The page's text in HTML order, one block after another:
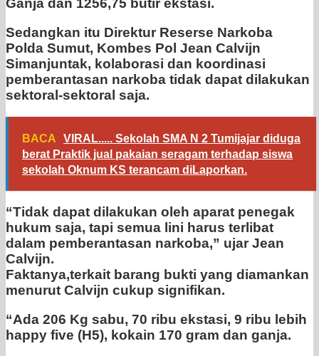
Ganja dan 1256,75 butir ekstasi.
Sedangkan itu Direktur Reserse Narkoba
Polda Sumut, Kombes Pol Jean Calvijn
Simanjuntak, kolaborasi dan koordinasi
pemberantasan narkoba tidak dapat dilakukan
sektoral-sektoral saja.
BACA
VIRAL..... Sekolah SMA N 2 Tumijajar diduga
berat Praktik jual pakaian seragam terhadap siswa
sekolah Oknum KS terancam diLaporkan.
“Tidak dapat dilakukan oleh aparat penegak
hukum saja, tapi semua lini harus terlibat
dalam pemberantasan narkoba,” ujar Jean
Calvijn.
Faktanya,terkait barang bukti yang diamankan
menurut Calvijn cukup signifikan.
“Ada 206 Kg sabu, 70 ribu ekstasi, 9 ribu lebih
happy five (H5), kokain 170 gram dan ganja.